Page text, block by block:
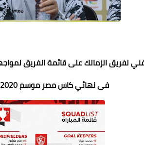
لفريق الزمالك على قائمة الفريق
فى نهائي كاس مصر موسم 2021/2020